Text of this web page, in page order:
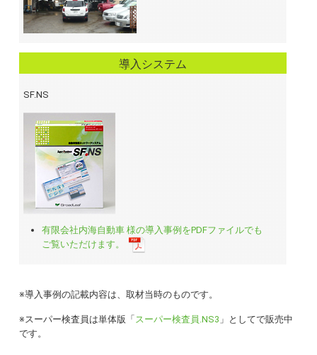
導入システム
SF.NS
有限会社内海自動車 様の導入事例をPDFファイルでも
ご覧いただけます。
※導入事例の記載内容は、取材当時のものです。
※スーパー検査員は単体版「 スーパー検査員.NS3 」としてで販売中
です。